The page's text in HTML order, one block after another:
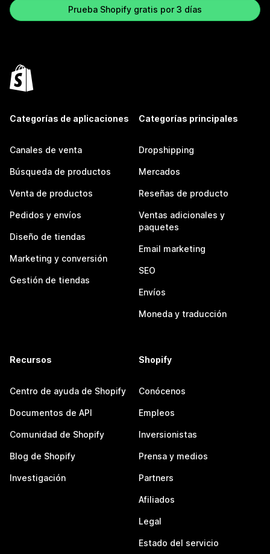
Prueba Shopify gratis por 3 días
Categorías de aplicaciones
Canales de venta
Búsqueda de productos
Venta de productos
Pedidos y envíos
Diseño de tiendas
Marketing y conversión
Gestión de tiendas
Categorías principales
Dropshipping
Mercados
Reseñas de producto
Ventas adicionales y
paquetes
Email marketing
SEO
Envíos
Moneda y traducción
Recursos
Centro de ayuda de Shopify
Documentos de API
Comunidad de Shopify
Blog de Shopify
Investigación
Shopify
Conócenos
Empleos
Inversionistas
Prensa y medios
Partners
Afiliados
Legal
Estado del servicio